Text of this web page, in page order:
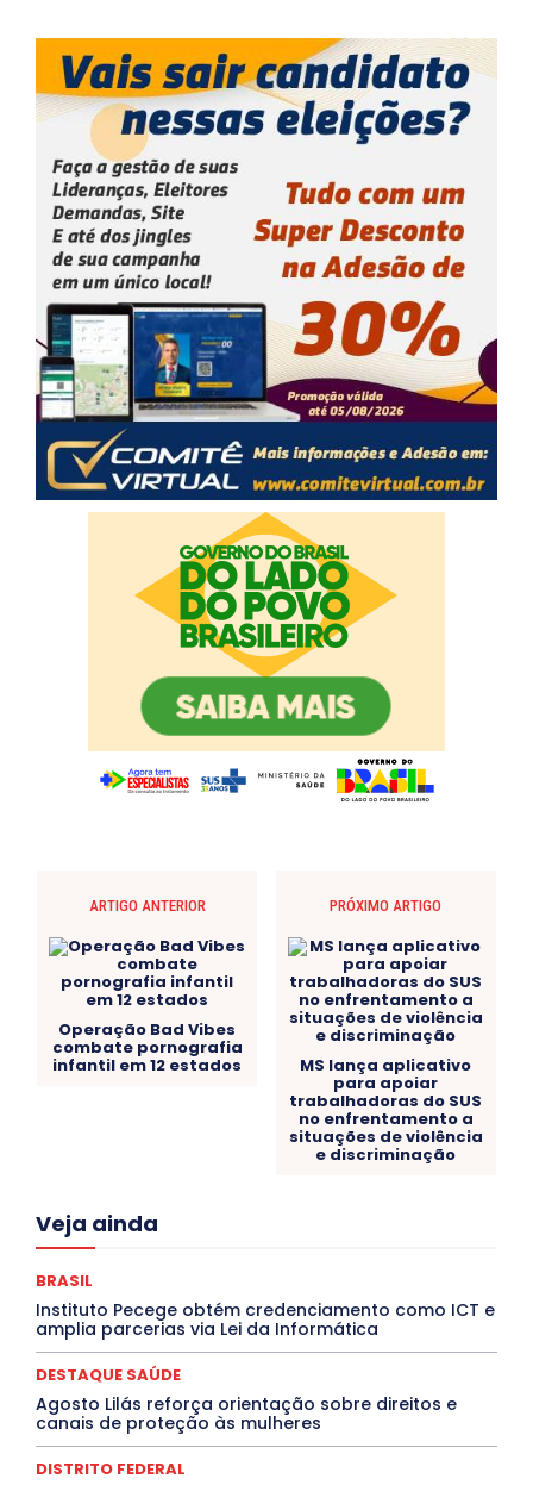
ARTIGO ANTERIOR
Operação Bad Vibes
combate pornografia
infantil em 12 estados
PRÓXIMO ARTIGO
MS lança aplicativo
para apoiar
trabalhadoras do SUS
no enfrentamento a
situações de violência
e discriminação
Veja ainda
Acre
Congressuanas & Esplanadumas
Crônica Política
Cultura e Tal
DANÇA Dengue
Denuncia
DESTAQUE BRASIL
DESTAQUE DF
DESTAQUE SAÚDE
DESTAQUES OUTROS
ELEIÇÕES
EMPREGO E OPORTUNIDADES
ENTORNO
Especial
Espírito Santo
EVENTOS
EXPOSIÇÃO Featured
Febre Amarela
BRASIL
Instituto Pecege obtém credenciamento como ICT e
amplia parcerias via Lei da Informática
DESTAQUE SAÚDE
Agosto Lilás reforça orientação sobre direitos e
canais de proteção às mulheres
DISTRITO FEDERAL